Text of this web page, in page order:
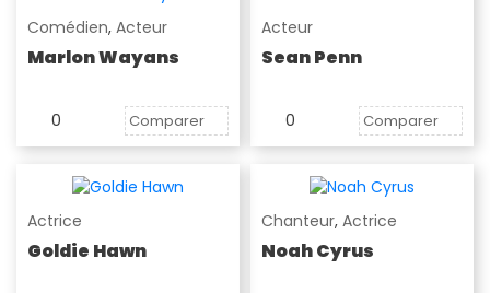
Comédien, Acteur
Marlon Wayans
0 Comparer
Acteur
Sean Penn
0 Comparer
Actrice
Goldie Hawn
Chanteur, Actrice
Noah Cyrus